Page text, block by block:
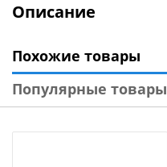
Описание
Похожие товары
Популярные товары